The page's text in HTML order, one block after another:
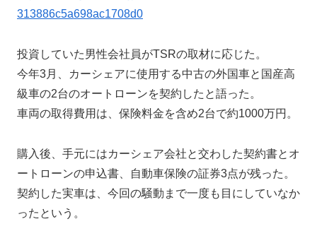
313886c5a698ac1708d0
投資していた男性会社員がTSRの取材に応じた。
今年3月、カーシェアに使用する中古の外国車と国産高
級車の2台のオートローンを契約したと語った。
車両の取得費用は、保険料金を含め2台で約1000万円。
購入後、手元にはカーシェア会社と交わした契約書とオ
ートローンの申込書、自動車保険の証券3点が残った。
契約した実車は、今回の騒動まで一度も目にしていなか
ったという。